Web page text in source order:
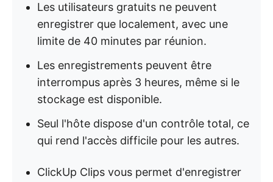
Les utilisateurs gratuits ne peuvent
enregistrer que localement, avec une
limite de 40 minutes par réunion.
Les enregistrements peuvent être
interrompus après 3 heures, même si le
stockage est disponible.
Seul l'hôte dispose d'un contrôle total, ce
qui rend l'accès difficile pour les autres.
ClickUp Clips vous permet d'enregistrer